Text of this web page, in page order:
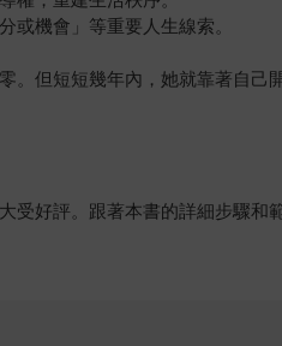
或機會」等重要人生線索。
。但短短幾年內，她就靠著自己
好評。跟著本書的詳細步驟和